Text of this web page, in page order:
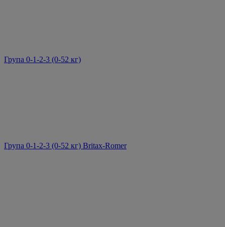
Група 0-1-2-3 (0-52 кг)
Група 0-1-2-3 (0-52 кг) Britax-Romer